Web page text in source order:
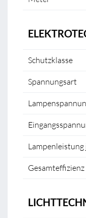
Schutzklasse
Spannungsart
Gesamteffizienz